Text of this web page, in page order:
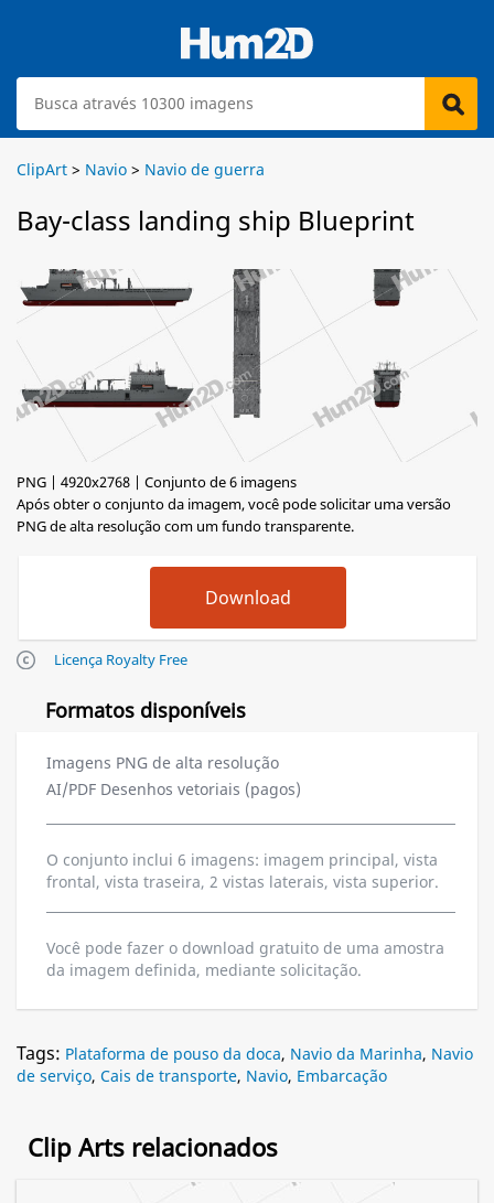
ClipArt > Navio > Navio de guerra
Bay-class landing ship Blueprint
PNG | 4920x2768 | Conjunto de 6 imagens
Após obter o conjunto da imagem, você pode solicitar uma versão
PNG de alta resolução com um fundo transparente.
Licença Royalty Free
Formatos disponíveis
Imagens PNG de alta resolução
AI/PDF Desenhos vetoriais (pagos)
O conjunto inclui 6 imagens: imagem principal, vista
frontal, vista traseira, 2 vistas laterais, vista superior.
Você pode fazer o download gratuito de uma amostra
da imagem definida, mediante solicitação.
Tags: Plataforma de pouso da doca, Navio da Marinha, Navio
de serviço, Cais de transporte, Navio, Embarcação
Clip Arts relacionados